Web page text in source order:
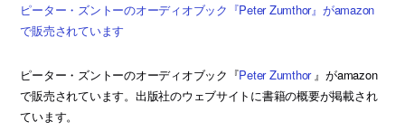
ピーター・ズントーのオーディオブック『Peter Zumthor』がamazon
で販売されています
ピーター・ズントーのオーディオブック『Peter Zumthor 』がamazon
で販売されています。出版社のウェブサイトに書籍の概要が掲載され
ています。